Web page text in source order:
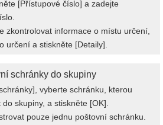
[Přístupové číslo] a zadejte
zkontrolovat informace o místu určení,
určení a stiskněte [Detaily].
schránky do skupiny
vyberte schránku, kterou
skupiny, a stiskněte [OK].
pouze jednu poštovní schránku.